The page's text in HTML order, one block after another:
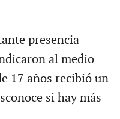
presencia
al medio
17 años recibió un
si hay más